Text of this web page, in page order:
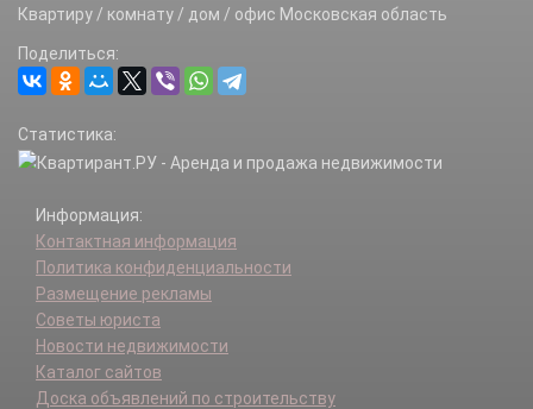
Квартиру / комнату / дом / офис Московская область
Поделиться:
Статистика:
Информация:
Контактная информация
Политика конфиденциальности
Размещение рекламы
Советы юриста
Новости недвижимости
Каталог сайтов
Доска объявлений по строительству